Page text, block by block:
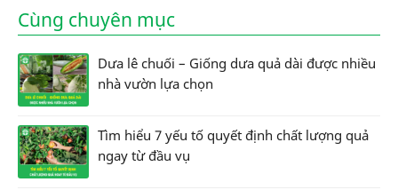
Cùng chuyên mục
Dưa lê chuối – Giống dưa quả dài được nhiều
nhà vườn lựa chọn
Tìm hiểu 7 yếu tố quyết định chất lượng quả
ngay từ đầu vụ